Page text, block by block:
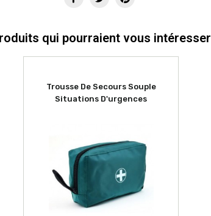
qui pourraient vous intéresser
Trousse De Secours Souple
Situations D'urgences